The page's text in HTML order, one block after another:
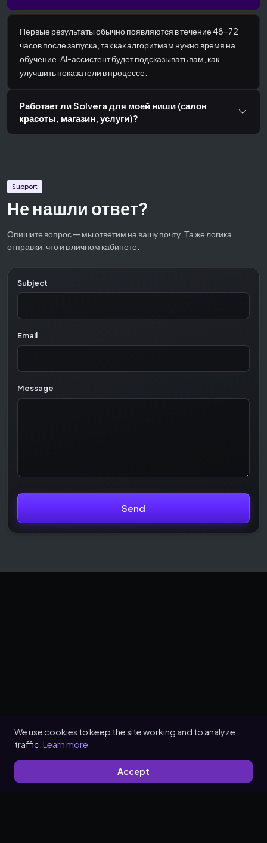
Первые результаты обычно появляются в течение 48–72
часов после запуска, так как алгоритмам нужно время на
обучение. AI-ассистент будет подсказывать вам, как
улучшить показатели в процессе.
Работает ли Solvera для моей ниши (салон
красоты, магазин, услуги)?
Support
Не нашли ответ?
Опишите вопрос — мы ответим на вашу почту. Та же логика
отправки, что и в личном кабинете.
Subject
Email
Message
Send
We use cookies to keep the site working and to analyze
traffic. Learn more
Accept